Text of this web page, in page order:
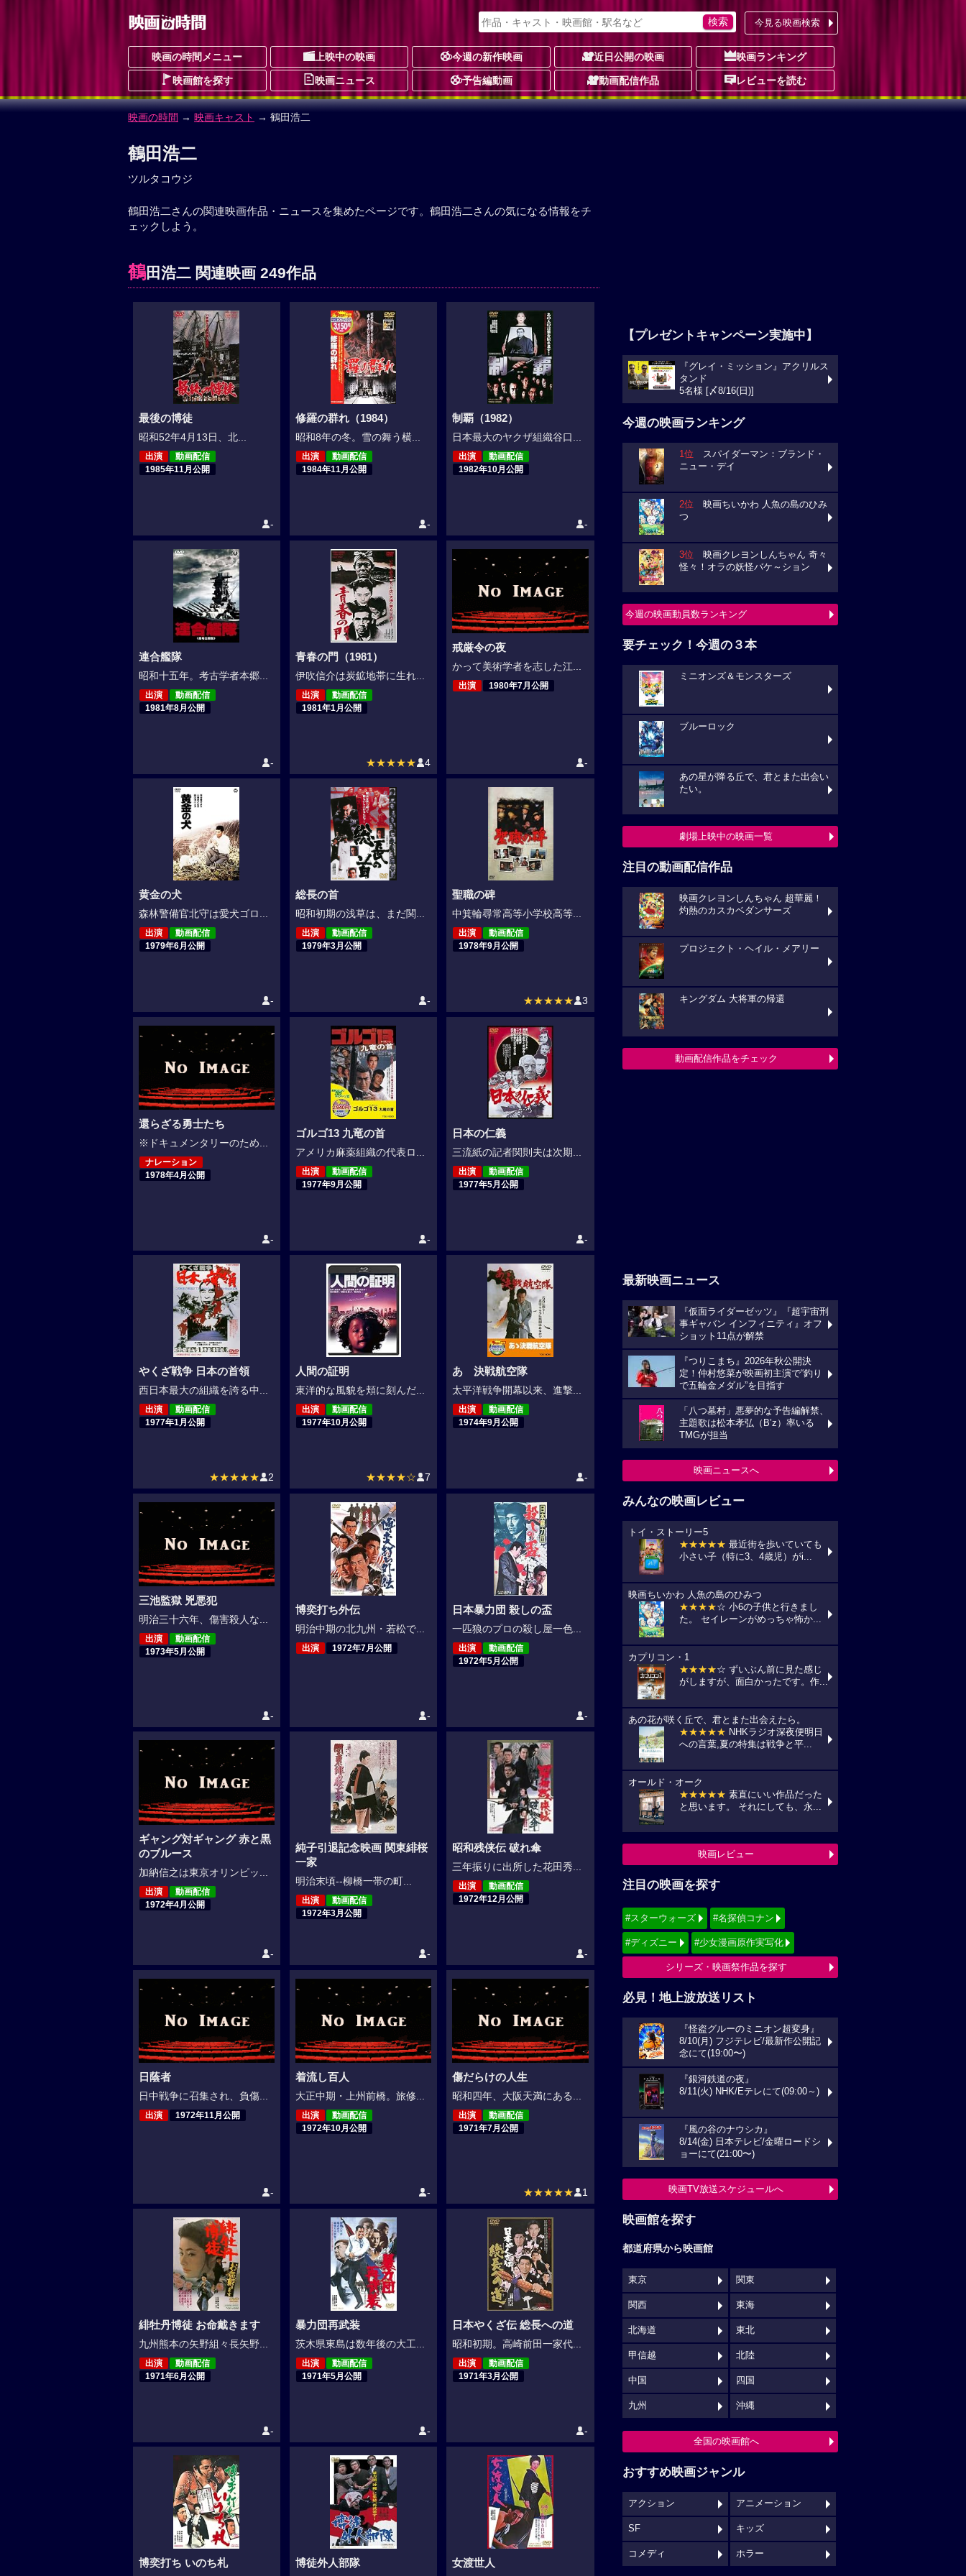
今見る映画検索
映画の時間メニュー 上映中の映画 今週の新作映画 近日公開の映画 映画ランキング
映画館を探す 映画ニュース 予告編動画 動画配信作品 レビューを読む
映画の時間 → 映画キャスト → 鶴田浩二
鶴田浩二
ツルタコウジ
鶴田浩二さんの関連映画作品・ニュースを集めたページです。鶴田浩二さんの気になる情報をチ
ェックしよう。
鶴田浩二 関連映画 249作品
最後の博徒
昭和52年4月13日、北...
出演
動画配信
1985年11月公開
-
修羅の群れ（1984）
昭和8年の冬。雪の舞う横...
出演
動画配信
1984年11月公開
-
制覇（1982）
日本最大のヤクザ組織谷口...
出演
動画配信
1982年10月公開
-
連合艦隊
昭和十五年。考古学者本郷...
出演
動画配信
1981年8月公開
-
青春の門（1981）
伊吹信介は炭鉱地帯に生れ...
出演
動画配信
1981年1月公開
★★★★★ 4
戒厳令の夜
かって美術学者を志した江...
出演 1980年7月公開
-
黄金の犬
森林警備官北守は愛犬ゴロ...
出演
動画配信
1979年6月公開
-
総長の首
昭和初期の浅草は、まだ関...
出演
動画配信
1979年3月公開
-
聖職の碑
中箕輪尋常高等小学校高等...
出演
動画配信
1978年9月公開
★★★★★ 3
還らざる勇士たち
※ドキュメンタリーのため...
ナレーション
1978年4月公開
-
ゴルゴ13 九竜の首
アメリカ麻薬組織の代表ロ...
出演
動画配信
1977年9月公開
-
日本の仁義
三流紙の記者関則夫は次期...
出演
動画配信
1977年5月公開
-
やくざ戦争 日本の首領
西日本最大の組織を誇る中...
出演
動画配信
1977年1月公開
★★★★★ 2
人間の証明
東洋的な風貌を頬に刻んだ...
出演
動画配信
1977年10月公開
★★★★☆ 7
あゝ決戦航空隊
太平洋戦争開幕以来、進撃...
出演
動画配信
1974年9月公開
-
三池監獄 兇悪犯
明治三十六年、傷害殺人な...
出演
動画配信
1973年5月公開
-
博奕打ち外伝
明治中期の北九州・若松で...
出演 1972年7月公開
-
日本暴力団 殺しの盃
一匹狼のプロの殺し屋一色...
出演
動画配信
1972年5月公開
-
ギャング対ギャング 赤と黒
のブルース
加納信之は東京オリンピッ...
出演
動画配信
1972年4月公開
-
純子引退記念映画 関東緋桜
一家
明治末頃--柳橋一帯の町...
出演
動画配信
1972年3月公開
-
昭和残侠伝 破れ傘
三年振りに出所した花田秀...
出演
動画配信
1972年12月公開
-
日蔭者
日中戦争に召集され、負傷...
出演 1972年11月公開
-
着流し百人
大正中期・上州前橋。旅修...
出演
動画配信
1972年10月公開
-
傷だらけの人生
昭和四年、大阪天満にある...
出演
動画配信
1971年7月公開
★★★★★ 1
緋牡丹博徒 お命戴きます
九州熊本の矢野組々長矢野...
出演
動画配信
1971年6月公開
-
暴力団再武装
茨木県東島は数年後の大工...
出演
動画配信
1971年5月公開
-
日本やくざ伝 総長への道
昭和初期。高崎前田一家代...
出演
動画配信
1971年3月公開
-
博奕打ち いのち札 博徒外人部隊 女渡世人
【プレゼントキャンペーン実施中】
『グレイ・ミッション』アクリルス
タンド
5名様 [〆8/16(日)]
今週の映画ランキング
1位 スパイダーマン：ブランド・
ニュー・デイ
2位 映画ちいかわ 人魚の島のひみ
つ
3位 映画クレヨンしんちゃん 奇々
怪々！オラの妖怪バケ～ション
今週の映画動員数ランキング
要チェック！今週の３本
ミニオンズ＆モンスターズ
ブルーロック
あの星が降る丘で、君とまた出会い
たい。
劇場上映中の映画一覧
注目の動画配信作品
映画クレヨンしんちゃん 超華麗！
灼熱のカスカベダンサーズ
プロジェクト・ヘイル・メアリー
キングダム 大将軍の帰還
動画配信作品をチェック
最新映画ニュース
『仮面ライダーゼッツ』『超宇宙刑
事ギャバン インフィニティ』オフ
ショット11点が解禁
『つりこまち』2026年秋公開決
定！仲村悠菜が映画初主演で“釣り
で五輪金メダル”を目指す
「八つ墓村」悪夢的な予告編解禁、
主題歌は松本孝弘（B’z）率いる
TMGが担当
映画ニュースへ
みんなの映画レビュー
トイ・ストーリー5
★★★★★ 最近街を歩いていても
小さい子（特に3、4歳児）がi...
映画ちいかわ 人魚の島のひみつ
★★★★☆ 小6の子供と行きまし
た。 セイレーンがめっちゃ怖か...
カプリコン・1
★★★★☆ ずいぶん前に見た感じ
がしますが、面白かったです。作...
あの花が咲く丘で、君とまた出会えたら。
★★★★★ NHKラジオ深夜便明日
への言葉,夏の特集は戦争と平...
オールド・オーク
★★★★★ 素直にいい作品だった
と思います。 それにしても、永...
映画レビュー
注目の映画を探す
#スターウォーズ #名探偵コナン
#ディズニー #少女漫画原作実写化
シリーズ・映画祭作品を探す
必見！地上波放送リスト
『怪盗グルーのミニオン超変身』
8/10(月) フジテレビ/最新作公開記
念にて(19:00〜)
『銀河鉄道の夜』
8/11(火) NHK/Eテレにて(09:00～)
『風の谷のナウシカ』
8/14(金) 日本テレビ/金曜ロードシ
ョーにて(21:00〜)
映画TV放送スケジュールへ
映画館を探す
都道府県から映画館
東京 関東
関西 東海
北海道 東北
甲信越 北陸
中国 四国
九州 沖縄
全国の映画館へ
おすすめ映画ジャンル
アクション アニメーション
SF キッズ
コメディ ホラー